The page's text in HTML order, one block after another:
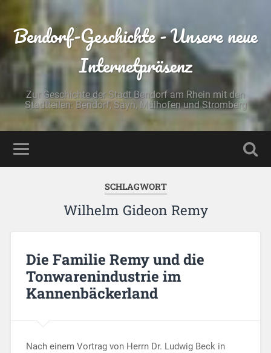
Bendorf-Geschichte - Unsere neue
Internetpräsenz
Zur Geschichte der Stadt Bendorf am Rhein mit den
Stadtteilen: Bendorf, Sayn, Mülhofen und Stromberg
SCHLAGWORT
Wilhelm Gideon Remy
Die Familie Remy und die
Tonwarenindustrie im
Kannenbäckerland
Nach einem Vortrag von Herrn Dr. Ludwig Beck in